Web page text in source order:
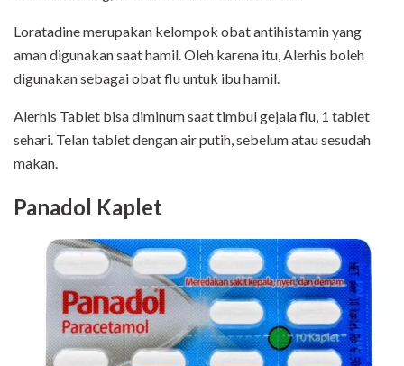
Loratadine merupakan kelompok obat antihistamin yang
aman digunakan saat hamil. Oleh karena itu, Alerhis boleh
digunakan sebagai obat flu untuk ibu hamil.
Alerhis Tablet bisa diminum saat timbul gejala flu, 1 tablet
sehari. Telan tablet dengan air putih, sebelum atau sesudah
makan.
Panadol Kaplet